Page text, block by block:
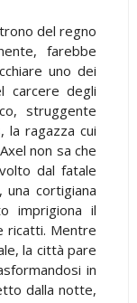
del regno
farebbe
uno dei
carcere degli
struggente
la ragazza cui
non sa che
dal fatale
una cortigiana
imprigiona il
ricatti. Mentre
la città pare
in
dalla notte,